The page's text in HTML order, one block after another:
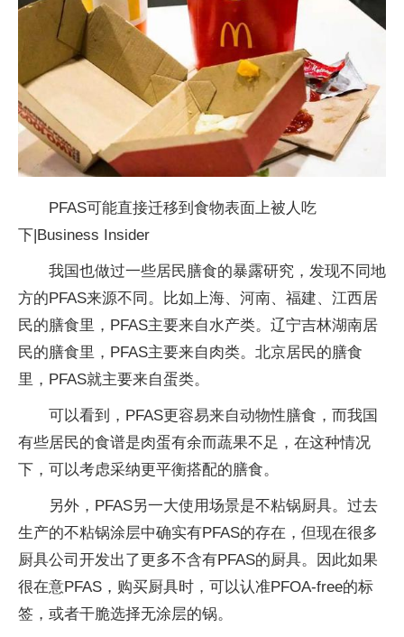
PFAS可能直接迁移到食物表面上被人吃
下|Business Insider
我国也做过一些居民膳食的暴露研究，发现不同地
方的PFAS来源不同。比如上海、河南、福建、江西居
民的膳食里，PFAS主要来自水产类。辽宁吉林湖南居
民的膳食里，PFAS主要来自肉类。北京居民的膳食
里，PFAS就主要来自蛋类。
可以看到，PFAS更容易来自动物性膳食，而我国
有些居民的食谱是肉蛋有余而蔬果不足，在这种情况
下，可以考虑采纳更平衡搭配的膳食。
另外，PFAS另一大使用场景是不粘锅厨具。过去
生产的不粘锅涂层中确实有PFAS的存在，但现在很多
厨具公司开发出了更多不含有PFAS的厨具。因此如果
很在意PFAS，购买厨具时，可以认准PFOA-free的标
签，或者干脆选择无涂层的锅。